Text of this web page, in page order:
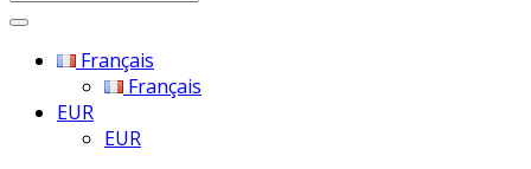
Français
Français
EUR
EUR